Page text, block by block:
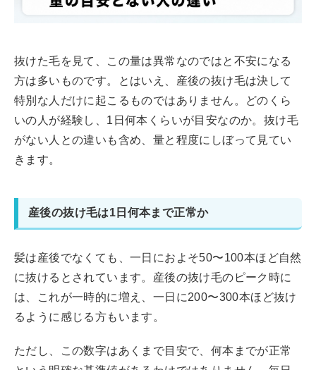
抜けた毛を見て、この量は異常なのではと不安になる
方は多いものです。とはいえ、産後の抜け毛は決して
特別な人だけに起こるものではありません。どのくら
いの人が経験し、1日何本くらいが目安なのか。抜け毛
がない人との違いも含め、量と程度にしぼって見てい
きます。
産後の抜け毛は1日何本まで正常か
髪は産後でなくても、一日におよそ50〜100本ほど自然
に抜けるとされています。産後の抜け毛のピーク時に
は、これが一時的に増え、一日に200〜300本ほど抜け
るように感じる方もいます。
ただし、この数字はあくまで目安で、何本までが正常